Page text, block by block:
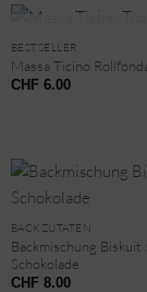
NICHT
BESTSELLER
Massa Ticino
CHF6.00
BACKZUTATEN
Backmischung Biskuit
Schokolade
CHF8.00